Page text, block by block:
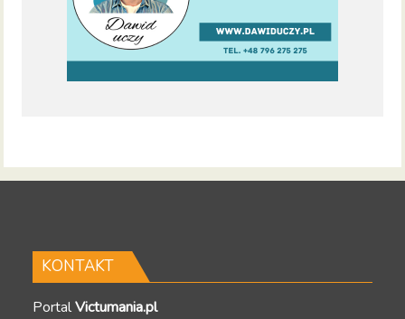
KONTAKT
PortalVictumania.pl